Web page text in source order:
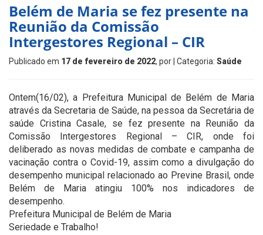
Belém de Maria se fez presente na
Reunião da Comissão
Intergestores Regional – CIR
Publicado em 17 de fevereiro de 2022, por | Categoria: Saúde
Ontem(16/02), a Prefeitura Municipal de Belém de Maria
através da Secretaria de Saúde, na pessoa da Secretária de
saúde Cristina Casale, se fez presente na Reunião da
Comissão Intergestores Regional – CIR, onde foi
deliberado as novas medidas de combate e campanha de
vacinação contra o Covid-19, assim como a divulgação do
desempenho municipal relacionado ao Previne Brasil, onde
Belém de Maria atingiu 100% nos indicadores de
desempenho.
Prefeitura Municipal de Belém de Maria
Seriedade e Trabalho!